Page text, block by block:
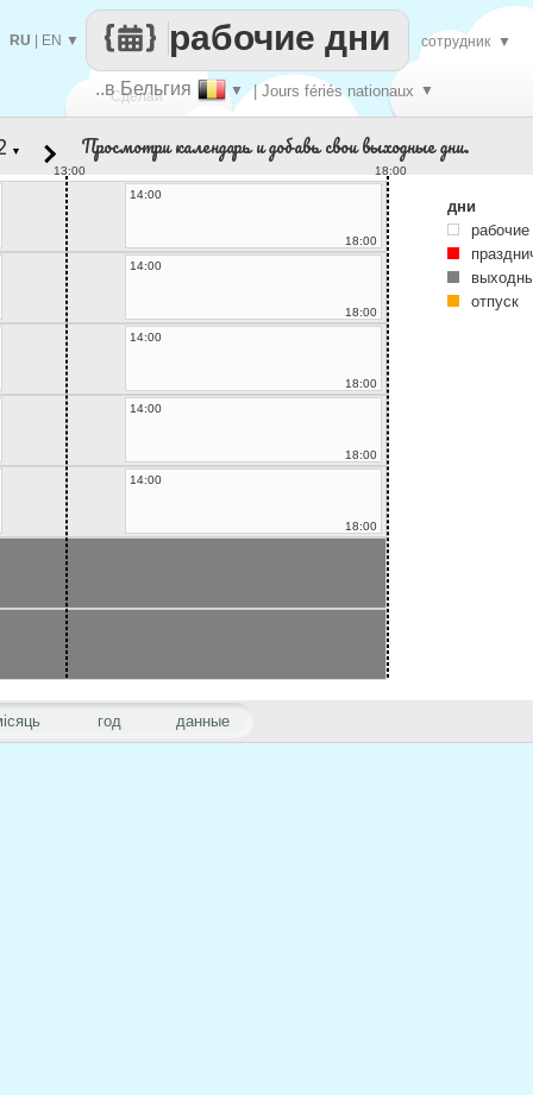
Сделай
..в Бельгия ▼ | Jours fériés nationaux ▼
рабочие дни
RU EN ▼ сотрудник ▼
год данные
▼ Просмотри календарь и добавь свои выходные дни.
13:00
18:00
14:00
18:00
14:00
18:00
14:00
18:00
14:00
18:00
14:00
18:00
дни
отпуск